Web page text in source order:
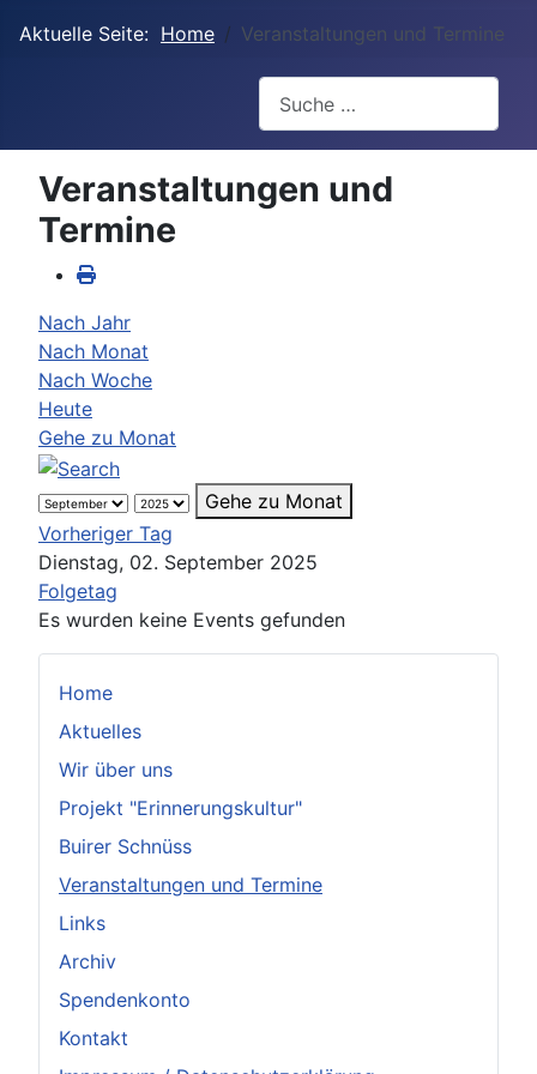
Aktuelle Seite: Home Veranstaltungen und Termine
Home
Aktuelles
Wir über uns
Projekt "Erinnerungskultur"
Buirer Schnüss
Veranstaltungen und Termine
Links
Archiv
Spendenkonto
Kontakt
Veranstaltungen und
Termine
Nach Jahr
Nach Monat
Nach Woche
Heute
Gehe zu Monat
Gehe zu Monat
Vorheriger Tag
Dienstag, 02. September 2025
Folgetag
Es wurden keine Events gefunden